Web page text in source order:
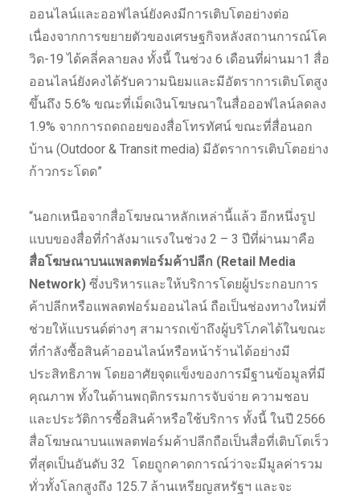
ออนไลน์และออฟไลน์ยังคงมีการเติบโตอย่างต่อ
เนื่องจากการขยายตัวของเศรษฐกิจหลังสถานการณ์โค
วิด-19 ได้คลี่คลายลง ทั้งนี้ ในช่วง 6 เดือนที่ผ่านมา1 สื่อ
ออนไลน์ยังคงได้รับความนิยมและมีอัตราการเติบโตสูง
ขึ้นถึง 5.6% ขณะที่เม็ดเงินโฆษณาในสื่อออฟไลน์ลดลง
1.9% จากการถดถอยของสื่อโทรทัศน์ ขณะที่สื่อนอก
บ้าน (Outdoor & Transit media) มีอัตราการเติบโตอย่าง
ก้าวกระโดด”
“นอกเหนือจากสื่อโฆษณาหลักเหล่านี้แล้ว อีกหนึ่งรูป
แบบของสื่อที่กำลังมาแรงในช่วง 2 – 3 ปีที่ผ่านมาคือ
สื่อโฆษณาบนแพลตฟอร์มค้าปลีก (Retail Media
Network)ซึ่งบริหารและให้บริการโดยผู้ประกอบการ
ค้าปลีกหรือแพลตฟอร์มออนไลน์ ถือเป็นช่องทางใหม่ที่
ช่วยให้แบรนด์ต่างๆ สามารถเข้าถึงผู้บริโภคได้ในขณะ
ที่กำลังซื้อสินค้าออนไลน์หรือหน้าร้านได้อย่างมี
ประสิทธิภาพ โดยอาศัยจุดแข็งของการมีฐานข้อมูลที่มี
คุณภาพ ทั้งในด้านพฤติกรรมการจับจ่าย ความชอบ
และประวัติการซื้อสินค้าหรือใช้บริการ ทั้งนี้ ในปี 2566
สื่อโฆษณาบนแพลตฟอร์มค้าปลีกถือเป็นสื่อที่เติบโตเร็ว
ที่สุดเป็นอันดับ 32 โดยถูกคาดการณ์ว่าจะมีมูลค่ารวม
ทั่วทั้งโลกสูงถึง 125.7 ล้านเหรียญสหรัฐฯ และจะ